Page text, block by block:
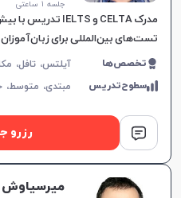
جلسه ۱ ساعتی
تست‌های بین‌المللی برای
موفقیت آنان کمک می‌کند.
تخصص‌ها
سطوح‌تدریس مبتدی، متوسط،
رزرو
میرسیاوش